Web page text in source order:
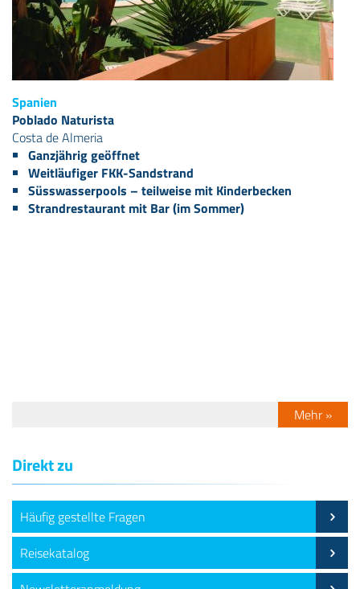
Spanien
Poblado Naturista
Costa de Almeria
Ganzjährig geöffnet
Weitläufiger FKK-Sandstrand
Süsswasserpools – teilweise mit Kinderbecken
Strandrestaurant mit Bar (im Sommer)
Mehr »
Direkt zu
Häufig gestellte Fragen
Reisekatalog